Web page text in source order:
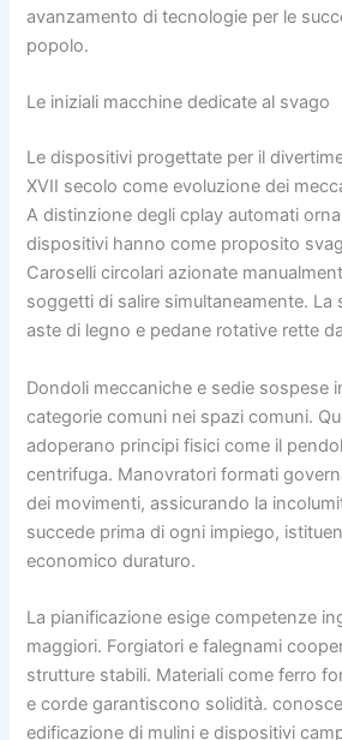
avanzamento di tecnologie per le
popolo.
Le iniziali macchine dedicate al svago
Le dispositivi progettate per il
XVII secolo come evoluzione dei
A distinzione degli cplay automati
dispositivi hanno come proposito
Caroselli circolari azionate
soggetti di salire simultaneamente. La
aste di legno e pedane rotative rette
Dondoli meccaniche e sedie sospese
categorie comuni nei spazi comuni.
adoperano principi fisici come il
centrifuga. Manovratori formati
dei movimenti, assicurando la
succede prima di ogni impiego,
economico duraturo.
La pianificazione esige competenze
maggiori. Forgiatori e falegnami
strutture stabili. Materiali come ferro
e corde garantiscono solidità.
edificazione di mulini e dispositivi